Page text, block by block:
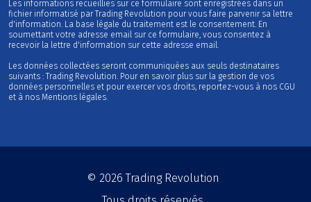
Les informations recueillies sur ce formulaire sont enregistrées dans un
fichier informatisé par Trading Revolution pour vous faire parvenir sa lettre
d'information. La base légale du traitement est le consentement. En
soumettant votre adresse email sur ce formulaire, vous consentez à
recevoir la lettre d'information sur cette adresse email.
Les données collectées seront communiquées aux seuls destinataires
suivants : Trading Revolution. Pour en savoir plus sur la gestion de vos
données personnelles et pour exercer vos droits, reportez-vous à nos CGU
et à nos Mentions légales.
© 2026Trading Revolution